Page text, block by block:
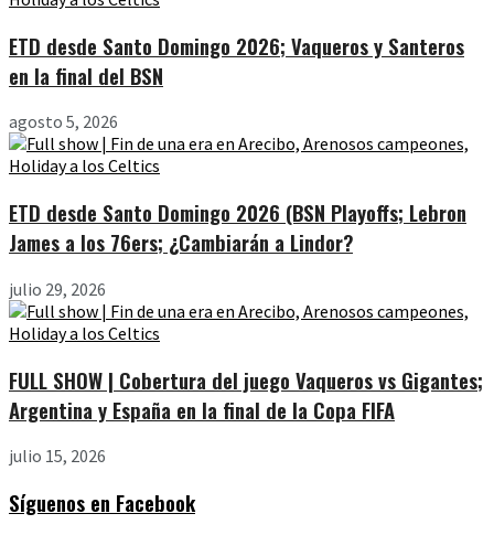
ETD desde Santo Domingo 2026; Vaqueros y Santeros
en la final del BSN
agosto 5, 2026
ETD desde Santo Domingo 2026 (BSN Playoffs; Lebron
James a los 76ers; ¿Cambiarán a Lindor?
julio 29, 2026
FULL SHOW | Cobertura del juego Vaqueros vs Gigantes;
Argentina y España en la final de la Copa FIFA
julio 15, 2026
Síguenos en Facebook